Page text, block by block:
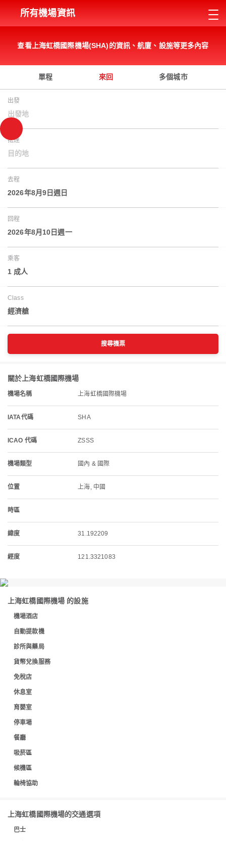
所有機場資訊
查看上海虹橋國際機場(SHA)的資訊、航廈、設施等更多內容
單程 來回 多個城市
出發
出發地
抵達
目的地
去程
2026年8月9日週日
回程
2026年8月10日週一
乘客
1 成人
Class
經濟艙
搜尋機票
關於上海虹橋國際機場
機場名稱 上海虹橋國際機場
IATA代碼 SHA
ICAO 代碼 ZSSS
機場類型 國內 & 國際
位置 上海, 中國
時區
緯度 31.192209
經度 121.3321083
上海虹橋國際機場 的設施
機場酒店
自動提款機
診所與藥局
貨幣兌換服務
免稅店
休息室
育嬰室
停車場
餐廳
吸菸區
候機區
輪椅協助
上海虹橋國際機場的交通選項
巴士